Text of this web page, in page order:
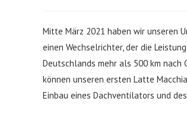
Mitte März 2021 haben wir unseren
einen Wechselrichter, der die
Deutschlands mehr als 500 km
können unseren ersten Latte
Einbau eines Dachventilators und